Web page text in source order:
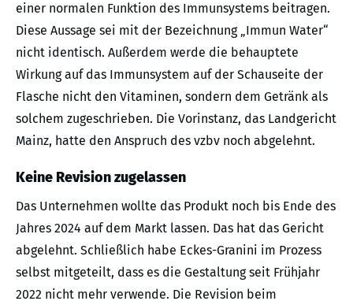
einer normalen Funktion des Immunsystems beitragen.
Diese Aussage sei mit der Bezeichnung „Immun Water“
nicht identisch. Außerdem werde die behauptete
Wirkung auf das Immunsystem auf der Schauseite der
Flasche nicht den Vitaminen, sondern dem Getränk als
solchem zugeschrieben. Die Vorinstanz, das Landgericht
Mainz, hatte den Anspruch des vzbv noch abgelehnt.
Keine Revision zugelassen
Das Unternehmen wollte das Produkt noch bis Ende des
Jahres 2024 auf dem Markt lassen. Das hat das Gericht
abgelehnt. Schließlich habe Eckes-Granini im Prozess
selbst mitgeteilt, dass es die Gestaltung seit Frühjahr
2022 nicht mehr verwende. Die Revision beim